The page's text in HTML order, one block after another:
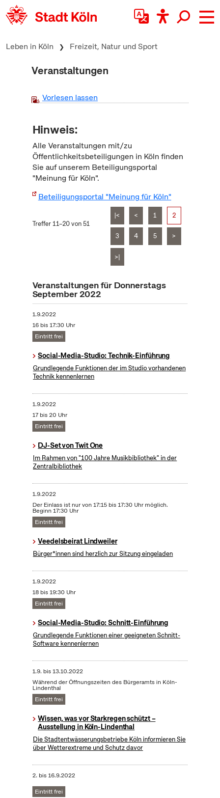
zum Inhalt springen
Leben in Köln Freizeit, Natur und Sport
Veranstaltungen
Vorlesen lassen
Hinweis:
Alle Veranstaltungen mit/zu
Öffentlichkeitsbeteiligungen in Köln finden
Sie auf unserem Beteiligungsportal
"Meinung für Köln".
Beteiligungsportal "Meinung für Köln"
Treffer 11–20 von 51
|< < 1 2
3 4 5 >
>|
Veranstaltungen für Donnerstags
September 2022
1.9.2022
16 bis 17:30 Uhr
Eintritt frei
Social-Media-Studio: Technik-Einführung
Grundlegende Funktionen der im Studio vorhandenen
Technik kennenlernen
1.9.2022
17 bis 20 Uhr
Eintritt frei
DJ-Set von Twit One
Im Rahmen von "100 Jahre Musikbibliothek" in der
Zentralbibliothek
1.9.2022
Der Einlass ist nur von 17:15 bis 17:30 Uhr möglich.
Beginn 17:30 Uhr
Eintritt frei
Veedelsbeirat Lindweiler
Bürger*innen sind herzlich zur Sitzung eingeladen
1.9.2022
18 bis 19:30 Uhr
Eintritt frei
Social-Media-Studio: Schnitt-Einführung
Grundlegende Funktionen einer geeigneten Schnitt-
Software kennenlernen
1.9. bis13.10.2022
Während der Öffnungszeiten des Bürgeramts in Köln-
Lindenthal
Eintritt frei
Wissen, was vor Starkregen schützt –
Ausstellung in Köln-Lindenthal
Die Stadtentwässerungsbetriebe Köln informieren Sie
über Wetterextreme und Schutz davor
2. bis16.9.2022
Eintritt frei